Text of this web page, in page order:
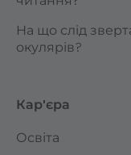
На що слід
окулярів?
Кар'єра
Освіта